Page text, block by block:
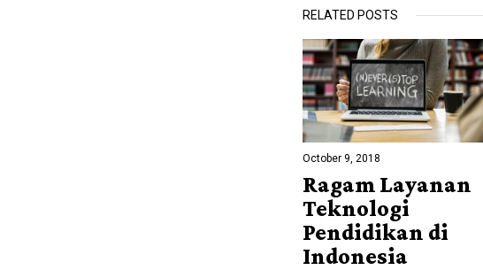
RELATED POSTS
October 9, 2018
Ragam Layanan
Teknologi
Pendidikan di
Indonesia